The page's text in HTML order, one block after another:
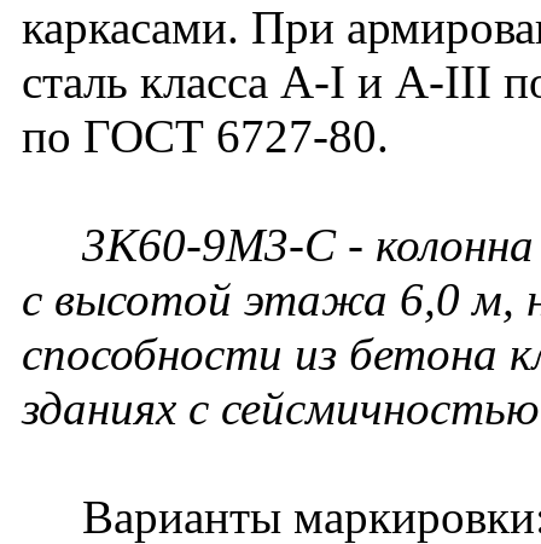
каркасами. При
сталь класса A-I и A-III
по ГОСТ 6727-80.
3К60-9М3-С - колонна
с высотой этажа 6,0 м,
способности из бетона
зданиях с
Варианты